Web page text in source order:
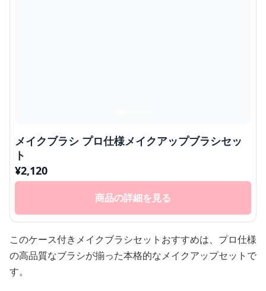
メイクブラシ プロ仕様メイクアップブラシセッ
ト
¥2,120
商品の詳細を見る
このケース付きメイクブラシセットおすすめは、プロ仕様
の高品質なブラシが揃った本格的なメイクアップセットで
す。